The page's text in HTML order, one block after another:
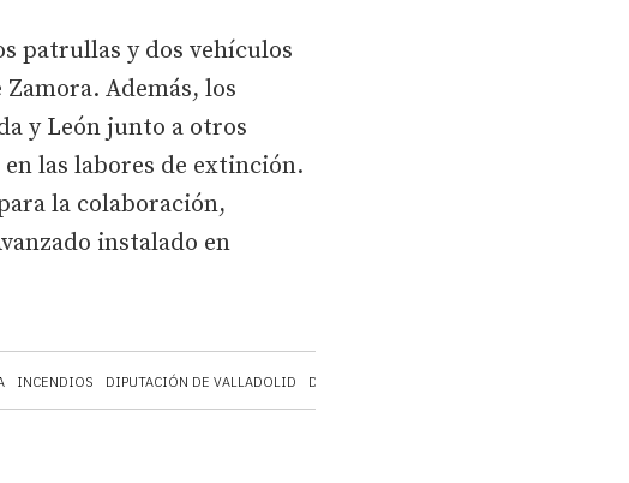
INCENDIOS DIPUTACIÓN DE VALLADOLID DIPUTACIÓN DE LEÓN
patrullas y dos vehículos
Además, los
y León junto a otros
las labores de extinción.
la colaboración,
instalado en